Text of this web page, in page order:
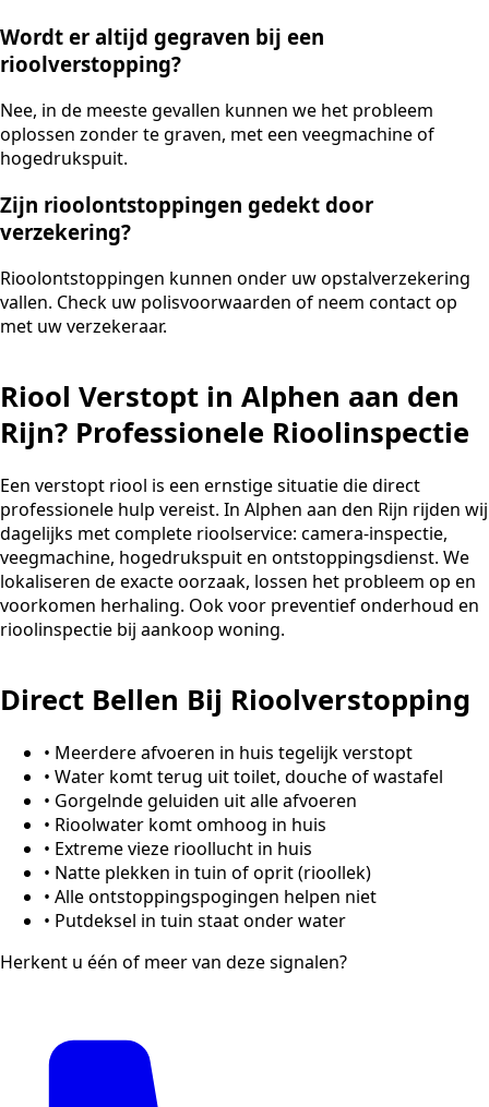
Wordt er altijd gegraven bij een
rioolverstopping?
Nee, in de meeste gevallen kunnen we het probleem
oplossen zonder te graven, met een veegmachine of
hogedrukspuit.
Zijn rioolontstoppingen gedekt door
verzekering?
Rioolontstoppingen kunnen onder uw opstalverzekering
vallen. Check uw polisvoorwaarden of neem contact op
met uw verzekeraar.
Riool Verstopt in Alphen aan den
Rijn? Professionele Rioolinspectie
Een verstopt riool is een ernstige situatie die direct
professionele hulp vereist. In Alphen aan den Rijn rijden wij
dagelijks met complete rioolservice: camera-inspectie,
veegmachine, hogedrukspuit en ontstoppingsdienst. We
lokaliseren de exacte oorzaak, lossen het probleem op en
voorkomen herhaling. Ook voor preventief onderhoud en
rioolinspectie bij aankoop woning.
Direct Bellen Bij Rioolverstopping
• Meerdere afvoeren in huis tegelijk verstopt
• Water komt terug uit toilet, douche of wastafel
• Gorgelnde geluiden uit alle afvoeren
• Rioolwater komt omhoog in huis
• Extreme vieze rioollucht in huis
• Natte plekken in tuin of oprit (rioollek)
• Alle ontstoppingspogingen helpen niet
• Putdeksel in tuin staat onder water
Herkent u één of meer van deze signalen?